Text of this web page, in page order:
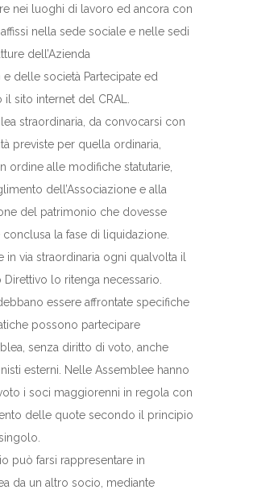
nei luoghi di lavoro ed ancora con
nella sede sociale e nelle sedi
dell’Azienda
e delle società Partecipate ed
il sito internet del CRAL.
straordinaria, da convocarsi con
previste per quella ordinaria,
ordine alle modifiche statutarie,
dell’Associazione e alla
del patrimonio che dovesse
conclusa la fase di liquidazione.
in via straordinaria ogni qualvolta il
Direttivo lo ritenga necessario.
essere affrontate specifiche
possono partecipare
senza diritto di voto, anche
esterni. Nelle Assemblee hanno
i soci maggiorenni in regola con
delle quote secondo il principio
può farsi rappresentare in
da un altro socio, mediante